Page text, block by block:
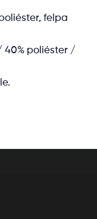
felpa
40% poliéster /